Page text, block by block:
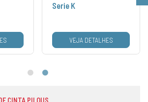
CINTA PILOUS
Serie K
VEJA DETALHES